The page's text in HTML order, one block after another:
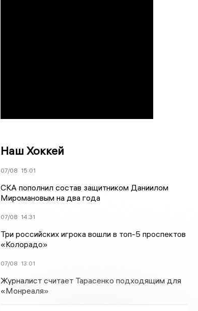
Наш Хоккей
07/08 15:01
СКА пополнил состав защитником Даниилом
Миромановым на два года
07/08 14:31
Три российских игрока вошли в топ-5 проспектов
«Колорадо»
07/08 13:01
Журналист считает Тарасенко подходящим для
«Монреаля»